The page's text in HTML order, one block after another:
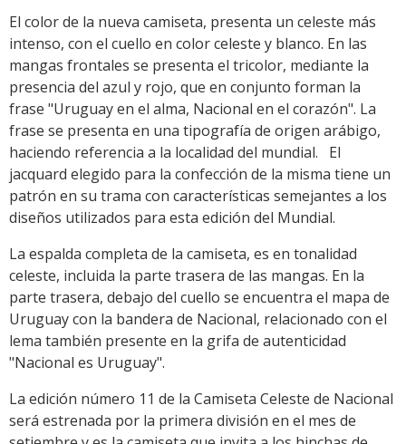
El color de la nueva camiseta, presenta un celeste más
intenso, con el cuello en color celeste y blanco. En las
mangas frontales se presenta el tricolor, mediante la
presencia del azul y rojo, que en conjunto forman la
frase "Uruguay en el alma, Nacional en el corazón". La
frase se presenta en una tipografía de origen arábigo,
haciendo referencia a la localidad del mundial. El
jacquard elegido para la confección de la misma tiene un
patrón en su trama con características semejantes a los
diseños utilizados para esta edición del Mundial.
La espalda completa de la camiseta, es en tonalidad
celeste, incluida la parte trasera de las mangas. En la
parte trasera, debajo del cuello se encuentra el mapa de
Uruguay con la bandera de Nacional, relacionado con el
lema también presente en la grifa de autenticidad
"Nacional es Uruguay".
La edición número 11 de la Camiseta Celeste de Nacional
será estrenada por la primera división en el mes de